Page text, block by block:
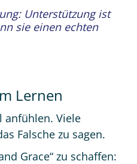
Unterstützung ist
sie einen echten
Lernen
anfühlen. Viele
Falsche zu sagen.
Grace“ zu schaffen: